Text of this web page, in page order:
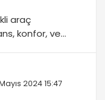
araç
konfor, ve
satın alma
2024 15:47